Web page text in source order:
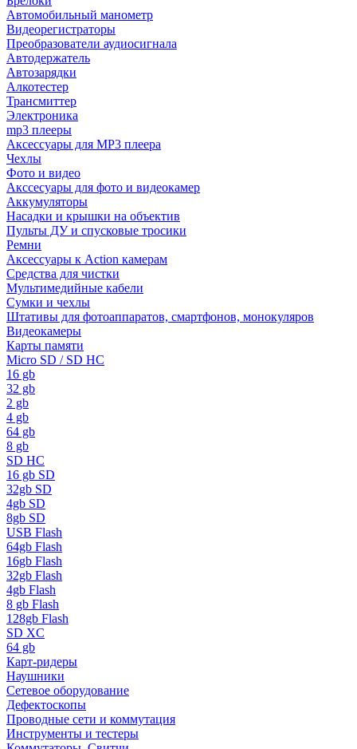
Автомобильный манометр
Видеорегистраторы
Преобразователи аудиосигнала
Автодержатель
Автозарядки
Алкотестер
Трансмиттер
Электроника
mp3 плееры
Аксессуары для MP3 плеера
Чехлы
Фото и видео
Акссесуары для фото и видеокамер
Аккумуляторы
Насадки и крышки на объектив
Пульты ДУ и спусковые тросики
Ремни
Аксессуары к Action камерам
Средства для чистки
Мультимедийные кабели
Сумки и чехлы
Штативы для фотоаппаратов, смартфонов, монокуляров
Видеокамеры
Карты памяти
Micro SD / SD HC
16 gb
32 gb
2 gb
4 gb
64 gb
8 gb
SD HC
16 gb SD
32gb SD
4gb SD
8gb SD
USB Flash
64gb Flash
16gb Flash
32gb Flash
4gb Flash
8 gb Flash
128gb Flash
SD XC
64 gb
Карт-ридеры
Наушники
Сетевое оборудование
Дефектоскопы
Проводные сети и коммутация
Инструменты и тестеры